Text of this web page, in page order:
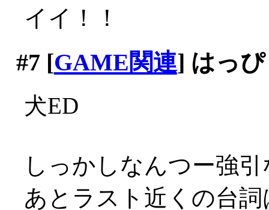
イイ！！
#7 [GAME関連] はっ
犬ED
しっかしなんつー強
あとラスト近くの台